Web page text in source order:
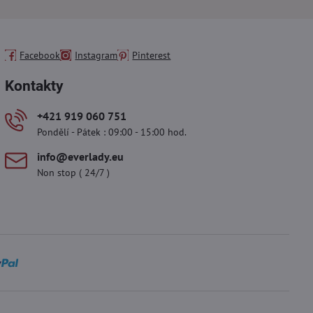
Facebook Instagram Pinterest
Kontakty
+421 919 060 751
Pondělí - Pátek : 09:00 - 15:00 hod.
info​@everlady​.eu
Non stop ( 24/7 )